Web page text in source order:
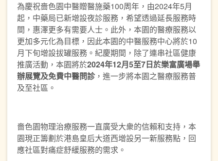
為慶祝嗇色園中醫贈醫施藥100周年，由2024年5月
起，中藥局已新增設夜診服務，希望透過延長服務時
間，惠澤更多有需要人士。此外，本園的醫療服務以
更加多元化為目標，因此本園的中醫服務中心將於10
月下旬增設拔罐服務。紀慶期間，除了連串社區健康
推廣活動，本園將於2024年12月5至7日於樂富廣場舉
辦展覽及免費中醫問診，進一步將本園之醫療服務普
及至社區。
嗇色園物理治療服務一直廣受大衆的信賴和支持，本
園現正籌劃於港島皇后大道西增設另一新服務點，回
應社區對痛症舒緩服務的需求。